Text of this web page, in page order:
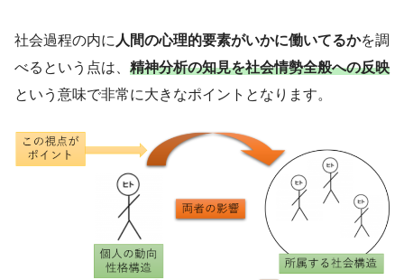
社会過程の内に 人間の心理的要素がいかに働いてるかを調
べるという点は、 精神分析の知見を社会情勢全般への反映
という意味で非常に大きなポイントとなります。